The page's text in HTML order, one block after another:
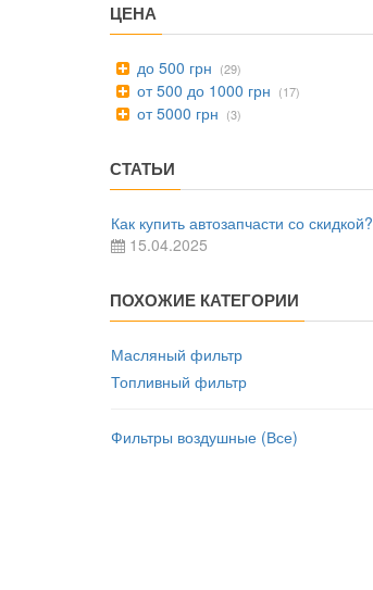
ЦЕНА
до 500 грн (29)
от 500 до 1000 грн (17)
от 5000 грн (3)
СТАТЬИ
Как купить автозапчасти со скидкой?
15.04.2025
ПОХОЖИЕ КАТЕГОРИИ
Масляный фильтр
Топливный фильтр
Фильтры воздушные (Все)